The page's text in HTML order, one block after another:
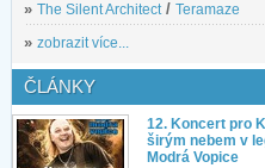
» The Silent Architect/ Teramaze
» zobrazit více...
ČLÁNKY
12. Koncert pro
širým nebem v
Modrá Vopice